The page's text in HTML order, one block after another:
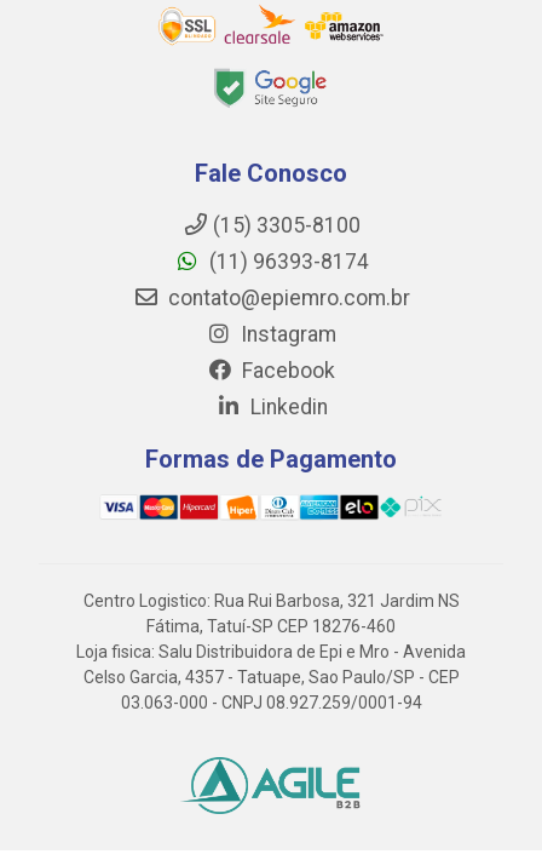
Fale Conosco
(15) 3305-8100
(11) 96393-8174
contato@epiemro.com.br
Instagram
Facebook
Linkedin
Formas de Pagamento
Centro Logistico: Rua Rui Barbosa, 321 Jardim NS
Fátima, Tatuí-SP CEP 18276-460
Loja fisica: Salu Distribuidora de Epi e Mro - Avenida
Celso Garcia, 4357 - Tatuape, Sao Paulo/SP - CEP
03.063-000 - CNPJ 08.927.259/0001-94